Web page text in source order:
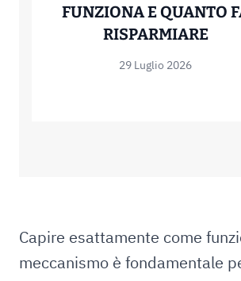
FUNZIONA E QUANTO
RISPARMIARE
29 Luglio 2026
Capire esattamente come
meccanismo è fondamentale